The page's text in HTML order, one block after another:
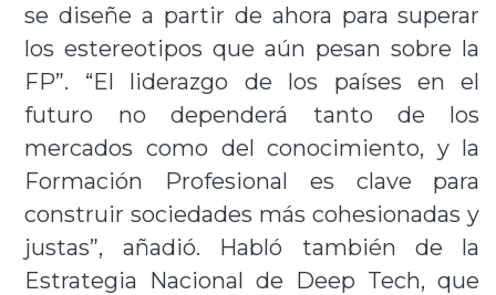
se diseñe a partir de ahora para superar
los estereotipos que aún pesan sobre la
FP”. “El liderazgo de los países en el
futuro no dependerá tanto de los
mercados como del conocimiento, y la
Formación Profesional es clave para
construir sociedades más cohesionadas y
justas”, añadió. Habló también de la
Estrategia Nacional de Deep Tech, que